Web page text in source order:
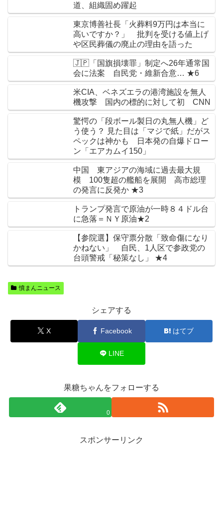
道、組織固め躍起
東京博善社長「火葬料9万円は本当に
高いですか？」 批判を受ける値上げ
や区民葬儀の廃止の理由を語った
🇯🇵「国旗損壊罪」制定へ26年通常国
会に法案 自民党・維新合意… ★6
米CIA、ベネズエラの港湾施設を無人
機攻撃 国内の標的に対して初 CNN
驚愕の「段ボール製日の丸無人機」ど
う使う？ 見た目は「マジで紙」だがス
ペックは神かも 日本発の自爆ドロー
ン「エアカムイ150」
中国 東アジアの海域に過去最大規
模 100隻超の艦船を展開 高市総理
の発言に反発か ★3
トランプ発言で原油が一時８４ドル台
に急落＝ＮＹ原油★2
【参院選】保守票分散「致命傷になり
かねない」 自民、1人区で参政党の
台頭警戒「秘策なし」 ★4
憤まんニュース
シェアする
X Facebook はてブ
LINE
果糖ちゃんをフォローする
0
スポンサーリンク